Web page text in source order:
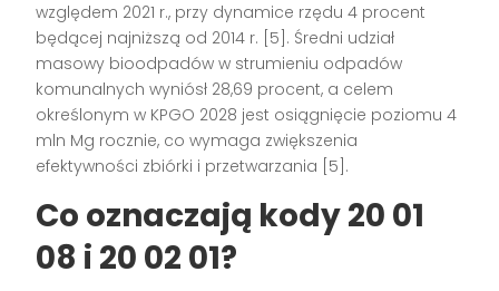
względem 2021 r., przy dynamice rzędu 4 procent
będącej najniższą od 2014 r. [5]. Średni udział
masowy bioodpadów w strumieniu odpadów
komunalnych wyniósł 28,69 procent, a celem
określonym w KPGO 2028 jest osiągnięcie poziomu 4
mln Mg rocznie, co wymaga zwiększenia
efektywności zbiórki i przetwarzania [5].
Co oznaczają kody 20 01
08 i 20 02 01?